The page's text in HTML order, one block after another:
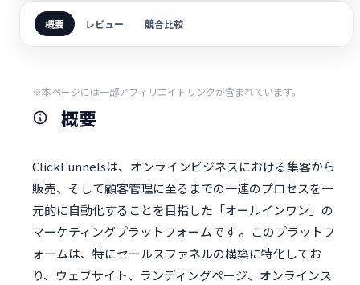
概要 レビュー 競合比較
※本ページには一部アフィリエイトリンクが含まれています。
概要
ClickFunnelsは、オンラインビジネスにおける集客から
販売、そして顧客管理に至るまでの一連のプロセスを一
元的に自動化することを目指した「オールインワン」の
マーケティングプラットフォームです 。このプラットフ
ォームは、特にセールスファネルの構築に特化してお
り、ウェブサイト、ランディングページ、オンラインス